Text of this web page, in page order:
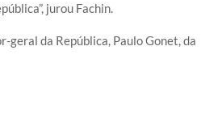
jurou Fachin.
geral da República, Paulo Gonet, da